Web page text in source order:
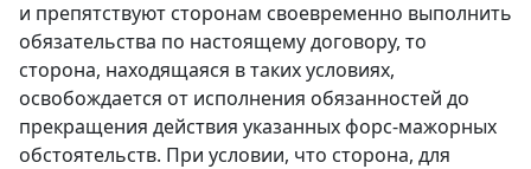
и препятствуют сторонам своевременно выполнить
обязательства по настоящему договору, то
сторона, находящаяся в таких условиях,
освобождается от исполнения обязанностей до
прекращения действия указанных форс-мажорных
обстоятельств. При условии, что сторона, для